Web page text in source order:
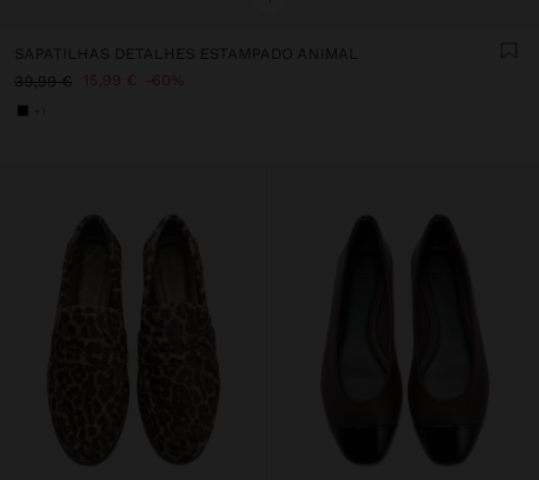
SAPATILHAS DETALHES ESTAMPADO ANIMAL
39,99 €
15,99 € 60%